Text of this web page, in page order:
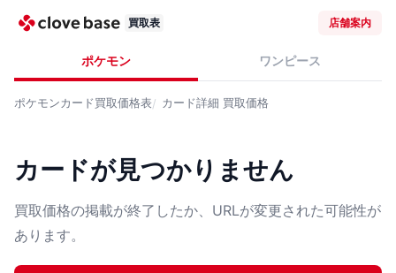
買取表 店舗案内
ポケモン ワンピース
ポケモンカード買取価格表 カード詳細 買取価格
カードが見つかりません
買取価格の掲載が終了したか、URLが変更された可能性が
あります。